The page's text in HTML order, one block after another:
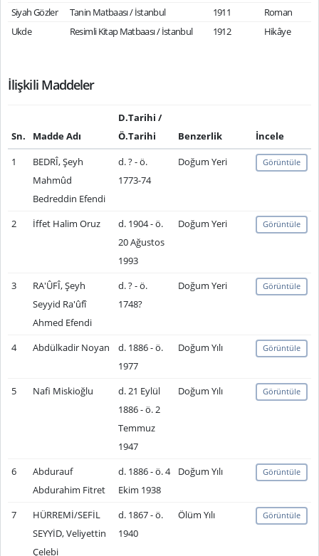
Siyah Gözler
Tanin Matbaası / İstanbul 1911
Roman
Ukde
Resimli Kitap Matbaası / İstanbul 1912 Hikâye
İlişkili Maddeler
Sn. Madde Adı
D.Tarihi /
Ö.Tarihi
Benzerlik
İncele
1
BEDRÎ, Şeyh
Mahmûd
Bedreddin Efendi
d. ? - ö.
1773-74
Doğum Yeri Görüntüle
2 İffet Halim Oruz
d. 1904 - ö.
20 Ağustos
1993
Doğum Yeri Görüntüle
3
RA'ÛFÎ, Şeyh
Seyyid Ra'ûfî
Ahmed Efendi
d. ? - ö.
1748?
Doğum Yeri Görüntüle
4 Abdülkadir Noyan
d. 1886 - ö.
1977
Doğum Yılı Görüntüle
5 Nafi Miskioğlu
d. 21 Eylül
1886 - ö. 2
Temmuz
1947
Doğum Yılı Görüntüle
6
Abdurauf
Abdurahim Fitret
d. 1886 - ö. 4
Ekim 1938
Doğum Yılı Görüntüle
7
HÜRREMİ/SEFİL
SEYYİD, Veliyettin
Çelebi
d. 1867 - ö.
1940
Ölüm Yılı Görüntüle